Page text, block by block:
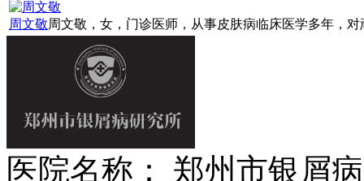
周文敬周文敬，女，门诊医师，从事皮肤病临床医学多年，对
医院名称： 郑州市银屑